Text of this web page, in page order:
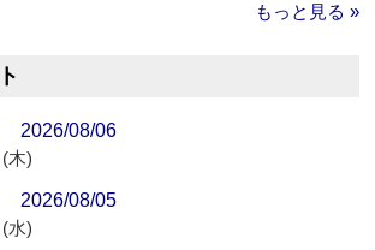
もっと見る »
2026/08/06
木)
2026/08/05
水)